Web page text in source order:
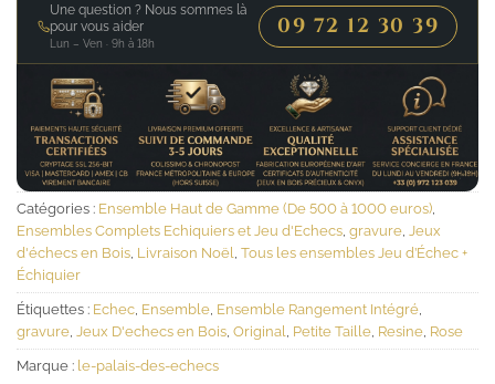
Une question ? Nous sommes là
pour vous aider
Lun – Ven · 9h à 18h
09 72 12 30 39
Catégories : Ensemble Haut de Gamme (De 500 à 1000 euros)
Ensembles Complets Echiquiers et Jeu d'Echecs gravure Jeux
d'échecs en Bois Livraison Noël Tous les ensembles Jeu d’Échec +
Échiquier
Étiquettes : Echec Ensemble Ensemble Rangement Intégré
gravure Jeux D'echecs en Bois Original Petite Taille Resine Rose
Marque : le-palais-des-echecs